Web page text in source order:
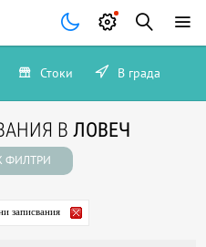
Стоки В града
В ЛОВЕЧ
ФИЛТРИ
записвания